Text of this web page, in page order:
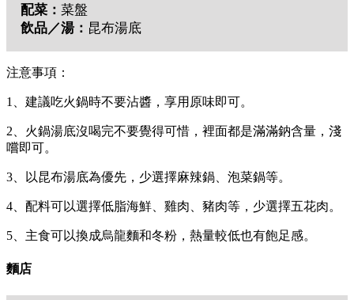
配菜： 菜盤
飲品／湯： 昆布湯底
注意事項：
1、建議吃火鍋時不要沾醬，享用原味即可。
2、火鍋湯底沒喝完不要覺得可惜，裡面都是滿滿鈉含量，淺
嚐即可。
3、以昆布湯底為優先，少選擇麻辣鍋、泡菜鍋等。
4、配料可以選擇低脂海鮮、雞肉、豬肉等，少選擇五花肉。
5、主食可以換成烏龍麵和冬粉，熱量較低也有飽足感。
麵店